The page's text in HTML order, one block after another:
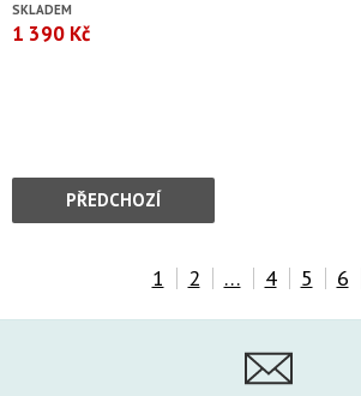
SKLADEM
1 390 Kč
PŘEDCHOZÍ
1 2 … 4 5 6